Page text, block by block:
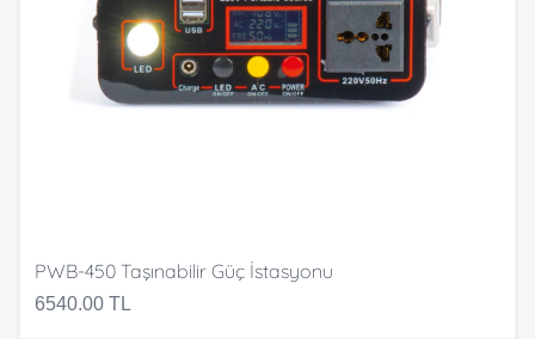
PWB-450 Taşınabilir Güç İstasyonu
6540.00 TL